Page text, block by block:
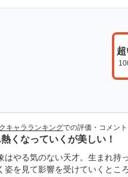
キャラランキングでの評価・コメント
くなっていくが美しい！
はやる気のない天才。生まれ持
姿を見て影響を受けていくとこ